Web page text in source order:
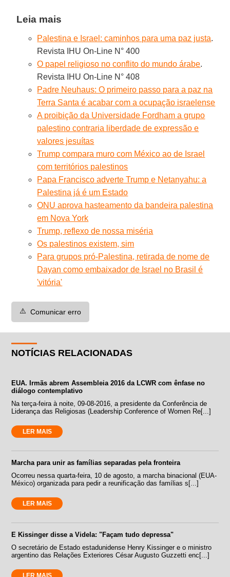
Leia mais
Palestina e Israel: caminhos para uma paz justa.
Revista IHU On-Line N° 400
O papel religioso no conflito do mundo árabe.
Revista IHU On-Line N° 408
Padre Neuhaus: O primeiro passo para a paz na
Terra Santa é acabar com a ocupação israelense
A proibição da Universidade Fordham a grupo
palestino contraria liberdade de expressão e
valores jesuítas
Trump compara muro com México ao de Israel
com territórios palestinos
Papa Francisco adverte Trump e Netanyahu: a
Palestina já é um Estado
ONU aprova hasteamento da bandeira palestina
em Nova York
Trump, reflexo de nossa miséria
Os palestinos existem, sim
Para grupos pró-Palestina, retirada de nome de
Dayan como embaixador de Israel no Brasil é
'vitória'
⚠️ Comunicar erro
NOTÍCIAS RELACIONADAS
EUA. Irmãs abrem Assembleia 2016 da LCWR com ênfase no
diálogo contemplativo
Na terça-feira à noite, 09-08-2016, a presidente da Conferência de
Liderança das Religiosas (Leadership Conference of Women Re[...]
LER MAIS
Marcha para unir as famílias separadas pela fronteira
Ocorreu nessa quarta-feira, 10 de agosto, a marcha binacional (EUA-
México) organizada para pedir a reunificação das famílias s[...]
LER MAIS
E Kissinger disse a Videla: "Façam tudo depressa"
O secretário de Estado estadunidense Henry Kissinger e o ministro
argentino das Relações Exteriores César Augusto Guzzetti enc[...]
LER MAIS